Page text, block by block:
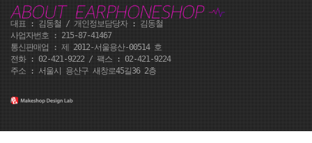
대표 : 김동철 / 개인정보담당자 : 김동철
사업자번호 : 215-87-41467
통신판매업 : 제 2012-서울용산-00514 호
전화 : 02-421-9222 / 팩스 : 02-421-9224
주소 : 서울시 용산구 새창로45길36 2층